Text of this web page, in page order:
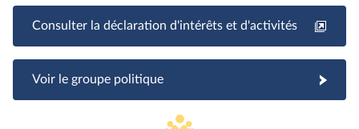
Consulter la déclaration d'intérêts et d'activités
Voir le groupe politique